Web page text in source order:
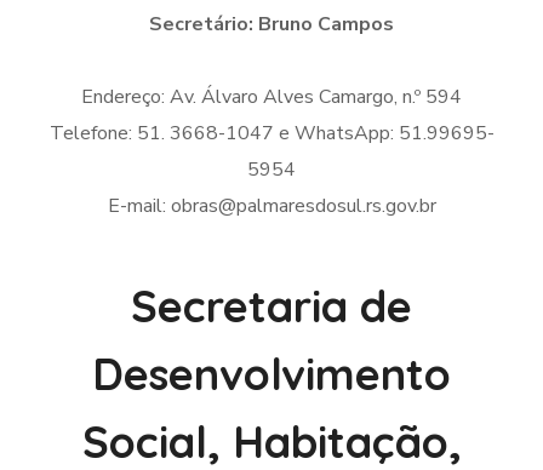
Secretário: Bruno Campos
Endereço: Av. Álvaro Alves Camargo, n.º 594
Telefone: 51. 3668-1047 e WhatsApp: 51.99695-
5954
E-mail: obras@palmaresdosul.rs.gov.br
Secretaria de
Desenvolvimento
Social, Habitação,